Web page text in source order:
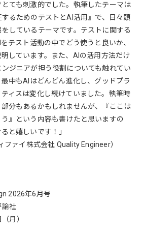
ても刺激的でした。執筆したテーマは
するためのテストとAI活用』で、日々頭
しているテーマです。テストに関する
テスト活動の中でどう使うと良いか、
しています。また、AIの活用方法だけ
ジニアが担う役割についても触れてい
中もAIはどんどん進化し、グッドプラ
ィスは変化し続けていました。執筆時
分もあるかもしれませんが、『ここは
』という内容も書けたと思いますの
と嬉しいです！」
ァイ株式会社 Quality Engineer）
2026年6月号
社
月）